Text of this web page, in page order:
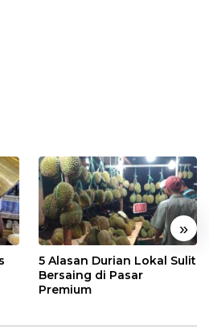
»
5 Alasan Durian Lokal Sulit
Bersaing di Pasar
Premium